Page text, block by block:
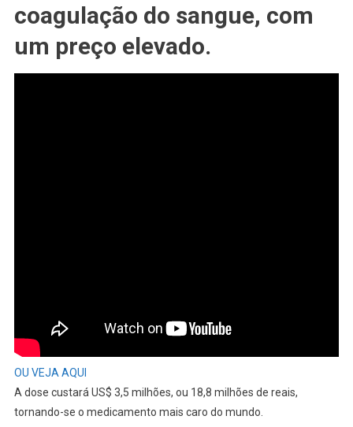
coagulação do sangue, com
um preço elevado.
OU VEJA AQUI
A dose custará US$ 3,5 milhões, ou 18,8 milhões de reais,
tornando-se o medicamento mais caro do mundo.